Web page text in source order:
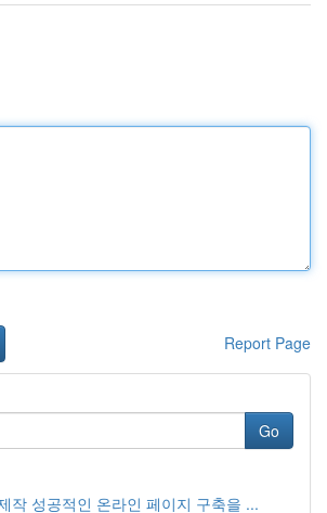
Report Page
Go
작 성공적인 온라인 페이지 구축을 ...